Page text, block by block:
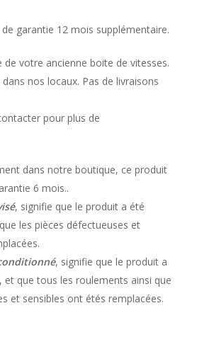
de garantie 12 mois supplémentaire.
de votre ancienne boite de vitesses.
nos locaux. Pas de livraisons
pour plus de
dans notre boutique, ce produit
6 mois..
, signifie que le produit a été
les pièces défectueuses et
, signifie que le produit a
que tous les roulements ainsi que
et sensibles ont étés remplacées.